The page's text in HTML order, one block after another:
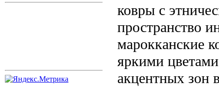
ковры с
пространство
марокканские
яркими
акцентных зон